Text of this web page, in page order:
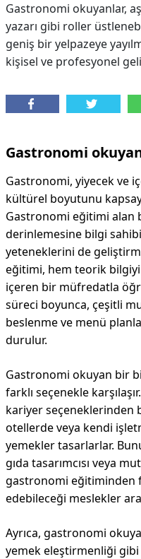
Gastronomi okuyanlar,
yazarı gibi roller
geniş bir yelpazeye
kişisel ve profesyonel
Gastronomi
Gastronomi, yiyecek ve
kültürel boyutunu
Gastronomi eğitimi alan
derinlemesine bilgi sahibi
yeteneklerini de
eğitimi, hem teorik
içeren bir müfredatla
süreci boyunca, çeşitli
beslenme ve menü
durulur.
Gastronomi okuyan bir
farklı seçenekle
kariyer seçeneklerinden
otellerde veya kendi
yemekler tasarlarlar.
gıda tasarımcısı veya
gastronomi eğitiminden
edebileceği meslekler
Ayrıca, gastronomi
yemek eleştirmenliği gibi